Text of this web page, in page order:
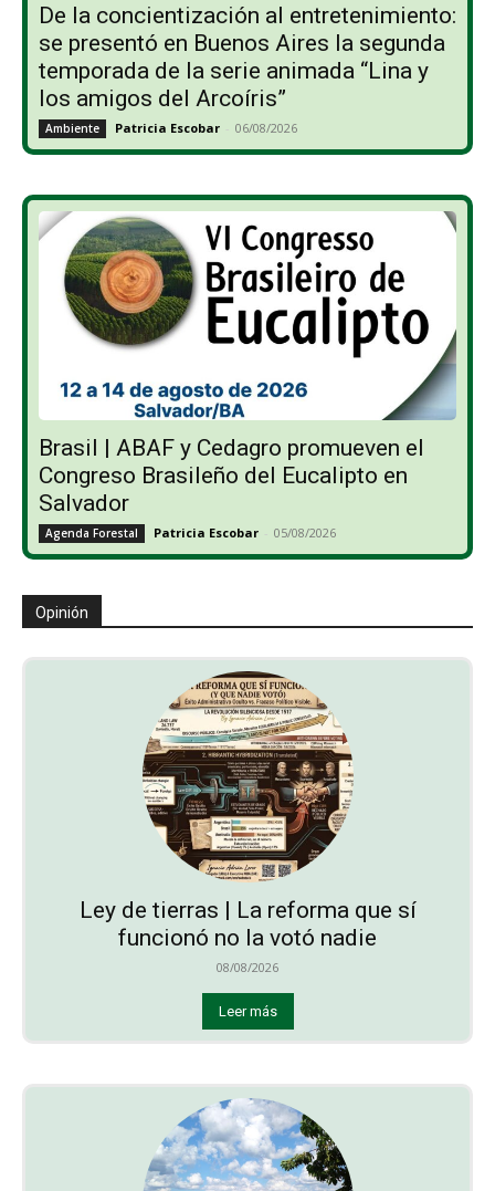
De la concientización al entretenimiento:
se presentó en Buenos Aires la segunda
temporada de la serie animada “Lina y
los amigos del Arcoíris”
Ambiente Patricia Escobar - 06/08/2026
Brasil | ABAF y Cedagro promueven el
Congreso Brasileño del Eucalipto en
Salvador
Agenda Forestal Patricia Escobar - 05/08/2026
Opinión
Ley de tierras | La reforma que sí
funcionó no la votó nadie
08/08/2026
Leer más